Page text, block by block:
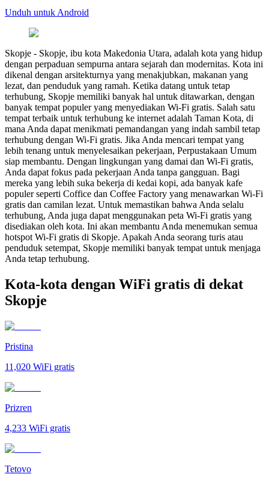
Unduh untuk Android
Skopje - Skopje, ibu kota Makedonia Utara, adalah kota yang hidup
dengan perpaduan sempurna antara sejarah dan modernitas. Kota ini
dikenal dengan arsitekturnya yang menakjubkan, makanan yang
lezat, dan penduduk yang ramah. Ketika datang untuk tetap
terhubung, Skopje memiliki banyak hal untuk ditawarkan, dengan
banyak tempat populer yang menyediakan Wi-Fi gratis. Salah satu
tempat terbaik untuk terhubung ke internet adalah Taman Kota, di
mana Anda dapat menikmati pemandangan yang indah sambil tetap
terhubung dengan Wi-Fi gratis. Jika Anda mencari tempat yang
lebih tenang untuk menyelesaikan pekerjaan, Perpustakaan Umum
siap membantu. Dengan lingkungan yang damai dan Wi-Fi gratis,
Anda dapat fokus pada pekerjaan Anda tanpa gangguan. Bagi
mereka yang lebih suka bekerja di kedai kopi, ada banyak kafe
populer seperti Coffice dan Coffee Factory yang menawarkan Wi-Fi
gratis dan camilan lezat. Untuk memastikan bahwa Anda selalu
terhubung, Anda juga dapat menggunakan peta Wi-Fi gratis yang
disediakan oleh kota. Ini akan membantu Anda menemukan semua
hotspot Wi-Fi gratis di Skopje. Apakah Anda seorang turis atau
penduduk setempat, Skopje memiliki banyak tempat untuk menjaga
Anda tetap terhubung.
Kota-kota dengan WiFi gratis di dekat
Skopje
Pristina
11,020 WiFi gratis
Prizren
4,233 WiFi gratis
Tetovo